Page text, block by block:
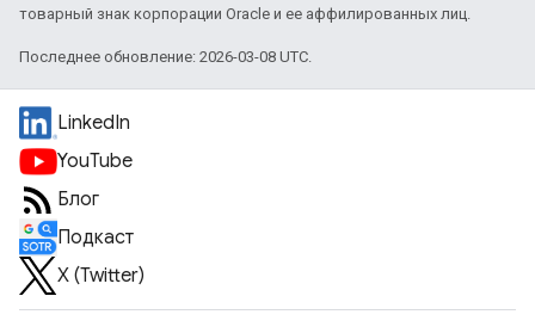
товарный знак корпорации Oracle и ее аффилированных лиц.
Последнее обновление: 2026-03-08 UTC.
LinkedIn
YouTube
Блог
Подкаст
X (Twitter)